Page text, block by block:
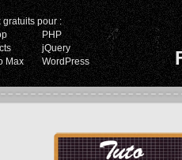
gratuits pour :
PHP
jQuery
Max
WordPress